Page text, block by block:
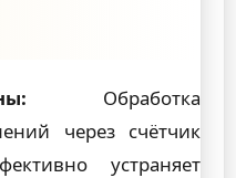
Обработка
через счётчик
устраняет